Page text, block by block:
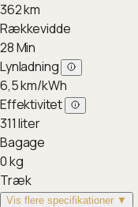
362km
Rækkevidde
28Min
Lynladning
6,5km/kWh
Effektivitet
311liter
Bagage
0kg
Træk
Vis flere specifikationer ▼